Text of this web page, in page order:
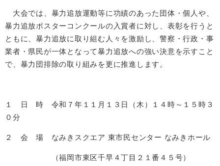
大会では、暴力追放運動等に功績のあった団体・個人や、
暴力追放ポスターコンクールの入賞者に対し、表彰を行うと
ともに、暴力追放に取り組む人々を激励し、警察・行政・事
業者・県民が一体となって暴力追放への強い決意を示すこと
で、暴力団排除の取り組みを更に推進します。
１ 日 時 令和７年１１月１３日（木）１４時～１５時３
０分
２ 会 場 なみきスクエア 東市民センター なみきホール
（福岡市東区千早４丁目２１番４５号）